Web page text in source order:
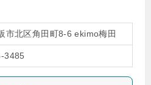
市北区角田町8-6 ekimo梅田
3485